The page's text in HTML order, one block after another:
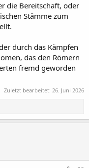
die Bereitschaft, oder
Stämme zum
durch das Kämpfen
das den Römern
fremd geworden
Zuletzt bearbeitet: 26. Juni 2026